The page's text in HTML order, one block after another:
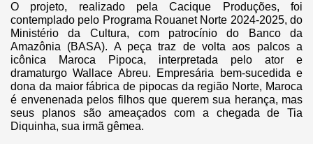
O projeto, realizado pela Cacique Produções, foi
contemplado pelo Programa Rouanet Norte 2024-2025, do
Ministério da Cultura, com patrocínio do Banco da
Amazônia (BASA). A peça traz de volta aos palcos a
icônica Maroca Pipoca, interpretada pelo ator e
dramaturgo Wallace Abreu. Empresária bem-sucedida e
dona da maior fábrica de pipocas da região Norte, Maroca
é envenenada pelos filhos que querem sua herança, mas
seus planos são ameaçados com a chegada de Tia
Diquinha, sua irmã gêmea.